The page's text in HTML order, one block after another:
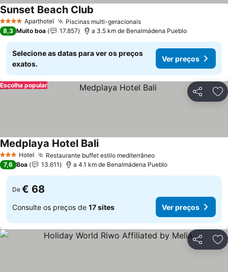
4 EstrelasAparthotel Piscinas multi-geracionais
Sunset Beach Club
8,3 Muito boa 17.857 a 3.5 km de Benalmádena Pueblo
Selecione as datas para ver os preços
exatos.
Ver preços
Partilhar
Escolha popular
3 EstrelasHotel Restaurante buffet estilo mediterrâneo
Medplaya Hotel Bali
7,6 Boa 13.611 a 4.1 km de Benalmádena Pueblo
De € 68
Consulte os preços de 17 sites Ver preços
Partilhar